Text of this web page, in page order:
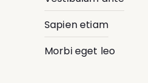
Sapien etiam
Morbi eget leo